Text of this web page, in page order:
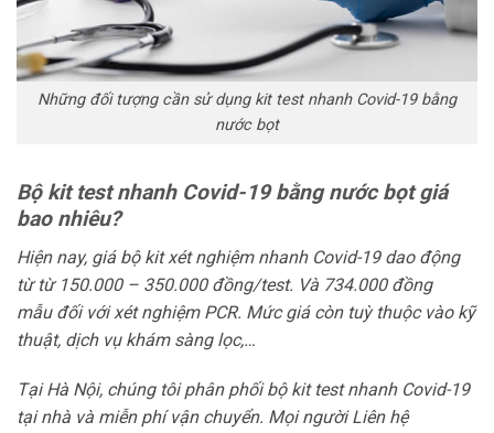
Những đối tượng cần sử dụng kit test nhanh Covid-19 bằng
nước bọt
Bộ kit test nhanh Covid-19 bằng nước bọt giá
bao nhiêu?
Hiện nay, giá bộ kit xét nghiệm nhanh Covid-19 dao động
từ từ 150.000 – 350.000 đồng/test. Và 734.000 đồng
mẫu đối với xét nghiệm PCR. Mức giá còn tuỳ thuộc vào kỹ
thuật, dịch vụ khám sàng lọc,…
Tại Hà Nội, chúng tôi phân phối bộ kit test nhanh Covid-19
tại nhà và miễn phí vận chuyển. Mọi người Liên hệ